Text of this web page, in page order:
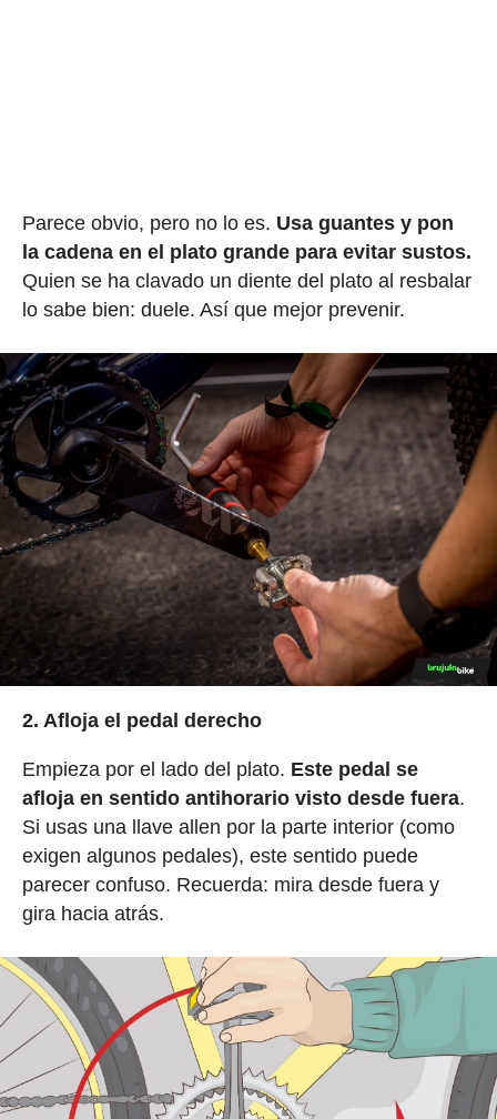
Parece obvio, pero no lo es. Usa guantes y pon
la cadena en el plato grande para evitar sustos.
Quien se ha clavado un diente del plato al resbalar
lo sabe bien: duele. Así que mejor prevenir.
2. Afloja el pedal derecho
Empieza por el lado del plato. Este pedal se
afloja en sentido antihorario visto desde fuera.
Si usas una llave allen por la parte interior (como
exigen algunos pedales), este sentido puede
parecer confuso. Recuerda: mira desde fuera y
gira hacia atrás.